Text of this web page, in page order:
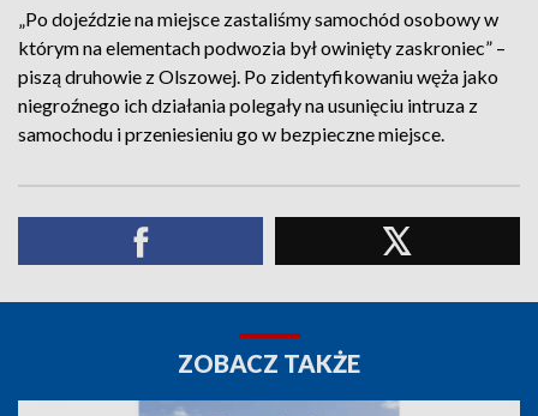
„Po dojeździe na miejsce zastaliśmy samochód osobowy w
którym na elementach podwozia był owinięty zaskroniec” –
piszą druhowie z Olszowej. Po zidentyfikowaniu węża jako
niegroźnego ich działania polegały na usunięciu intruza z
samochodu i przeniesieniu go w bezpieczne miejsce.
ZOBACZ TAKŻE